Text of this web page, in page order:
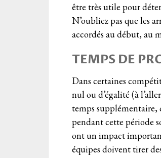
être très utile pour
N’oubliez pas que les
accordés au début, au
TEMPS DE
Dans certaines
nul ou d’égalité (à
temps supplémentaire,
pendant cette période
ont un impact
équipes doivent tirer